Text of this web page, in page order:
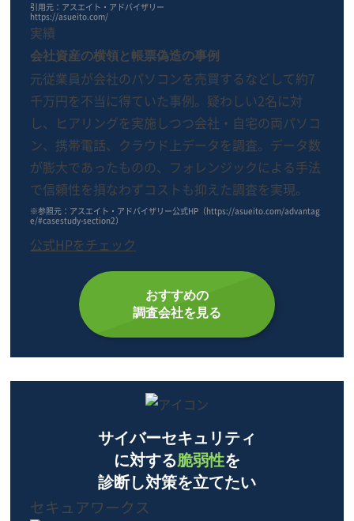
引用元：アスエイト・アドバイザリー
https://asueito.com/
実績
会社資産の横領と帳票偽造の事例
元従業員が会社のパソコンを売買するなどして約7
千万円を不当に得ていた事例。疑わしい2名に対
し、ヒアリングを実施しつつ会社・自宅の両パソコ
ン、携帯電話、クラウド上データを調査。データ数
が膨大であったものの、フォレンジックによる手法
で信頼性を損なわずコストも抑えた調査を実現。
※参照元：アスエイト・アドバイザリー公式HP（https://asueito.com/advantag
e/#casestudy-section2）
公式HPをチェック
おすすめの
調査会社を見る
サイバーセキュリティ
に対する脆弱性を
診断し対策を立てたい
セキュアワークス